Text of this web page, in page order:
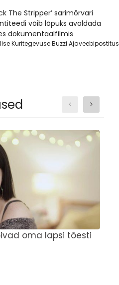
The Stripper’ sarimõrvari
võib lõpuks avaldada
dokumentaalfilmis
Kuritegevuse Buzzi Ajaveebipostitus
oma lapsi tõesti